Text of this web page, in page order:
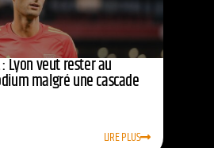
: Lyon veut rester au
malgré une cascade
LIRE PLUS